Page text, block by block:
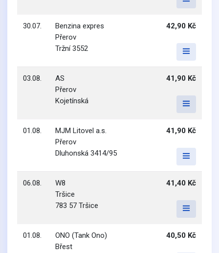
30.07.
Benzina expres
Přerov
Tržní 3552
42,90 Kč
03.08.
AS
Přerov
Kojetínská
41,90 Kč
01.08.
MJM Litovel a.s.
Přerov
Dluhonská 3414/95
41,90 Kč
06.08.
W8
Tršice
783 57 Tršice
41,40 Kč
01.08.
ONO (Tank Ono)
Břest
40,50 Kč